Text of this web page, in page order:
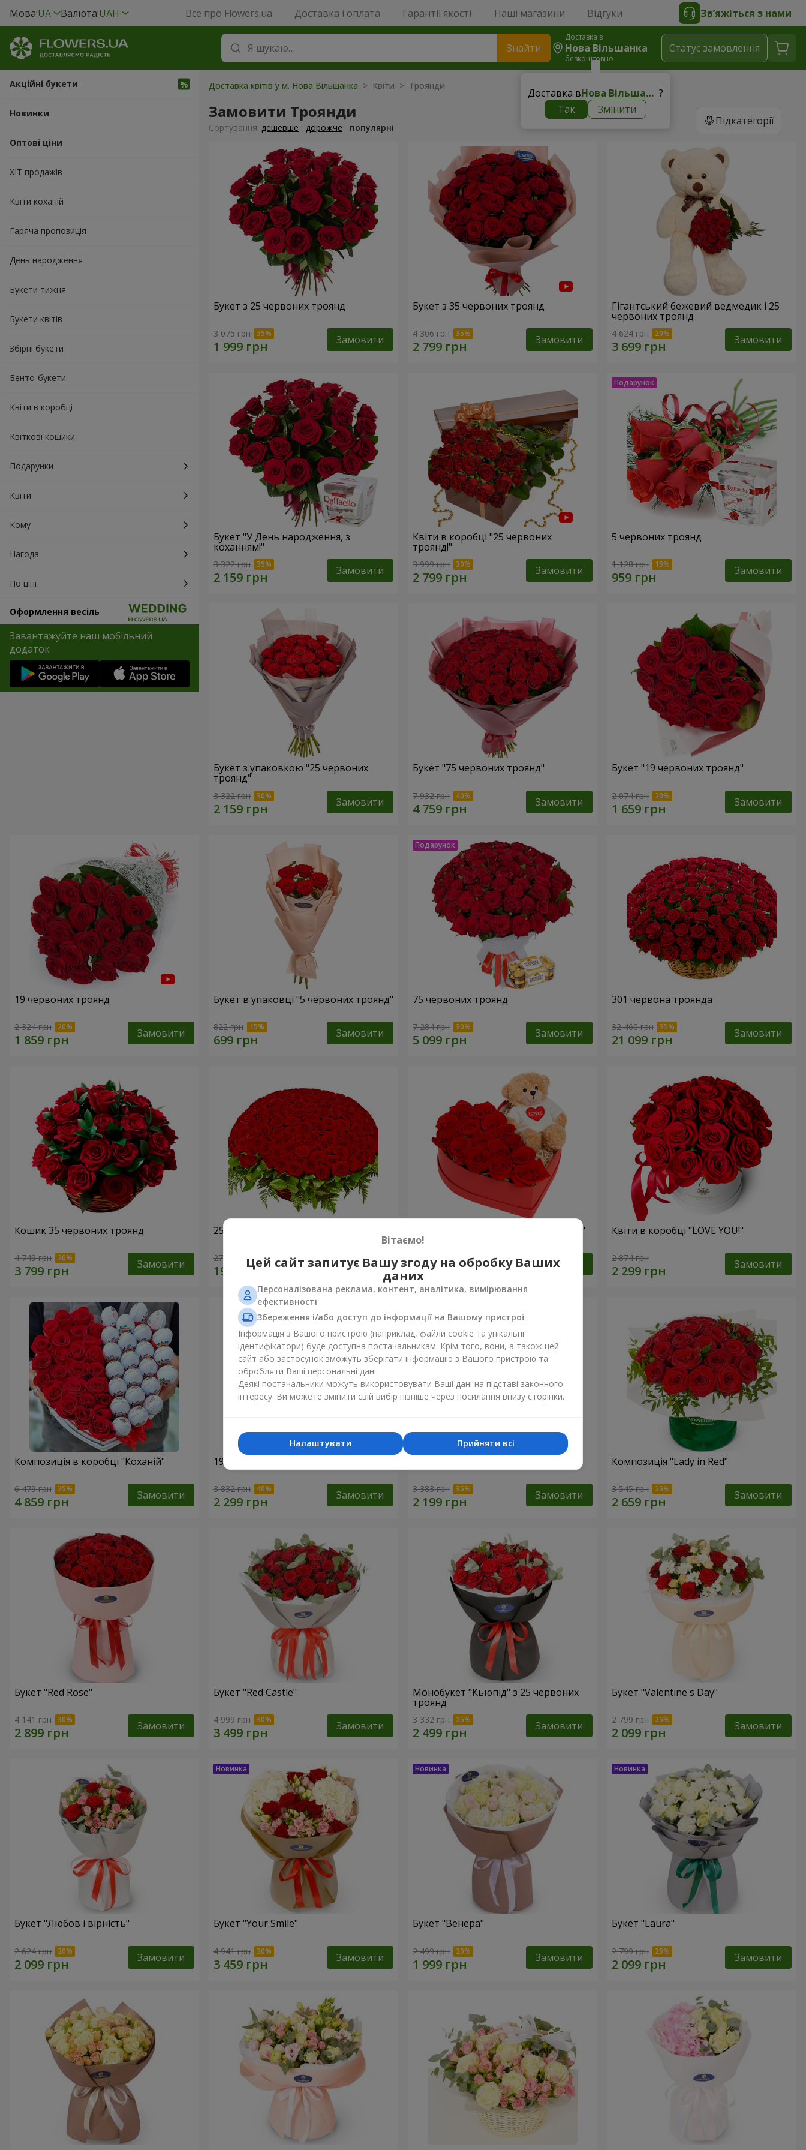
Мова:UA Валюта:UAH Все про Flowers.ua Доставка і оплата Гарантії якості Наші магазини Відгуки Зв’яжіться з нами
Знайти
Доставка в
Нова Вільшанка
безкоштовно
Доставка в Нова Вільшанка ?
Так
Змінити
Статус замовлення
Акційні букети
Новинки
Оптові ціни
ХІТ продажів
Квіти коханій
Гаряча пропозиція
День народження
Букети тижня
Букети квітів
Збірні букети
Бенто-букети
Квіти в коробці
Квіткові кошики
Подарунки
Квіти
Кому
Нагода
По ціні
Оформлення весіль
Завантажуйте наш мобільний
додаток
Доставка квітів у м. Нова Вільшанка > Квіти > Троянди
Замовити Троянди Підкатегорії
Сортування: дешевше дорожче популярні
Букет з 25 червоних троянд
3 075 грн Замовити
Букет з 35 червоних троянд
4 306 грн Замовити
Гігантський бежевий ведмедик і 25
червоних троянд
4 624 грн Замовити
Букет "У День народження, з
коханням!"
3 322 грн Замовити
Квіти в коробці "25 червоних
троянд!"
3 999 грн Замовити
5 червоних троянд
1 128 грн Замовити
Букет з упаковкою "25 червоних
троянд"
3 322 грн Замовити
Букет "75 червоних троянд"
7 932 грн Замовити
Букет "19 червоних троянд"
2 074 грн Замовити
19 червоних троянд
2 324 грн Замовити
Букет в упаковці "5 червоних троянд"
822 грн Замовити
75 червоних троянд
7 284 грн Замовити
301 червона троянда
32 460 грн Замовити
Кошик 35 червоних троянд
4 749 грн Замовити
251 червона троянда
27 427 грн Замовити
Композиція "Зворушливий презент"
2 332 грн Замовити
Квіти в коробці "LOVE YOU!"
2 874 грн Замовити
Композиція в коробці "Коханій"
6 479 грн Замовити
19 червоних троянд з Пандою
3 832 грн Замовити 3 383 грн Замовити
Композиція "Lady in Red"
3 545 грн Замовити
Букет "Red Rose"
4 141 грн Замовити
Букет "Red Castle"
4 999 грн Замовити
Монобукет "Кьюпід" з 25 червоних
троянд
3 332 грн Замовити
Букет "Valentine's Day"
2 799 грн Замовити
Букет "Любов і вірність"
2 624 грн Замовити
Букет "Your Smile"
4 941 грн Замовити
Букет "Венера"
2 499 грн Замовити
Букет "Laura"
2 799 грн Замовити
Вітаємо!
Цей сайт запитує Вашу згоду на обробку Ваших
даних
Персоналізована реклама, контент, аналітика, вимірювання
ефективності
Збереження і/або доступ до інформації на Вашому пристрої
Інформація з Вашого пристрою (наприклад, файли cookie та унікальні
ідентифікатори) буде доступна постачальникам. Крім того, вони, а також цей
сайт або застосунок зможуть зберігати інформацію з Вашого пристрою та
обробляти Ваші персональні дані.
Деякі постачальники можуть використовувати Ваші дані на підставі законного
інтересу. Ви можете змінити свій вибір пізніше через посилання внизу сторінки.
Прийняти всі
Налаштувати